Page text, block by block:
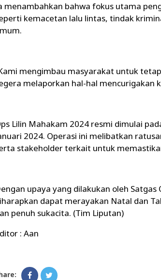
menambahkan bahwa fokus utama
kemacetan lalu lintas, tindak
mengimbau masyarakat untuk
melaporkan hal-hal mencurigakan
Lilin Mahakam 2024 resmi dimulai
2024. Operasi ini melibatkan
stakeholder terkait untuk
upaya yang dilakukan oleh
dapat merayakan Natal dan
penuh sukacita. (Tim Liputan)
: Aan